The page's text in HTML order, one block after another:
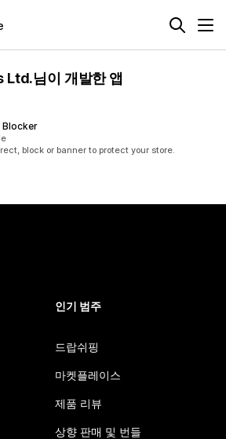
님이 개발한 앱
Blocker
block or banner to protect your store.
인기 범주
드랍쉬핑
마켓플레이스
제품 리뷰
상향 판매 및 번들